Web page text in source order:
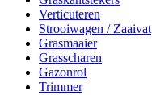
Verticuteren
Strooiwagen / Zaaivat
Grasmaaier
Grasscharen
Gazonrol
Trimmer